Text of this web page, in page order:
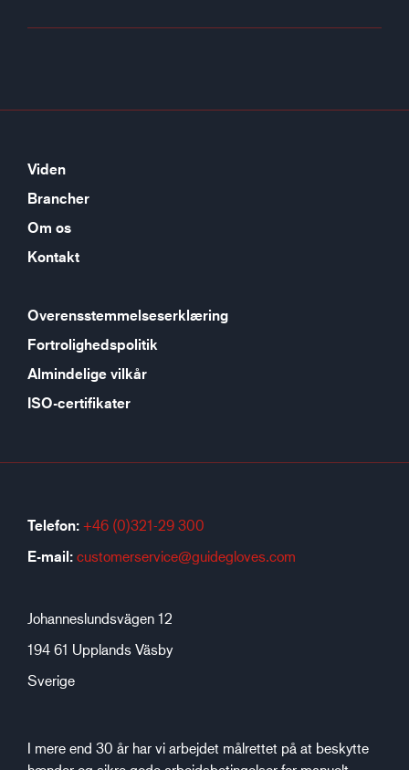
Viden
Brancher
Om os
Kontakt
Overensstemmelseserklæring
Fortrolighedspolitik
Almindelige vilkår
ISO-certifikater
Telefon: +46 (0)321-29 300
E-mail: customerservice@guidegloves.com
Johanneslundsvägen 12
194 61 Upplands Väsby
Sverige
I mere end 30 år har vi arbejdet målrettet på at beskytte